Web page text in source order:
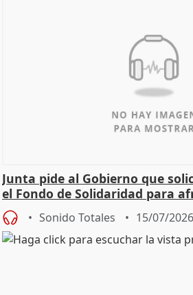
Junta pide al Gobierno que
el Fondo de Solidaridad para
Sonido Totales 15/07/2026